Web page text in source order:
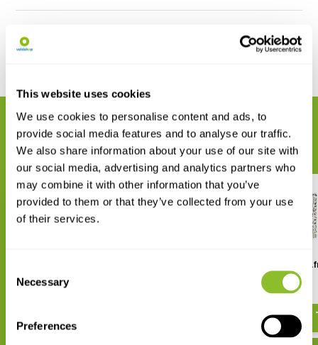
This website uses cookies
We use cookies to personalise content and ads, to
provide social media features and to analyse our traffic.
We also share information about your use of our site with
our social media, advertising and analytics partners who
may combine it with other information that you’ve
provided to them or that they’ve collected from your use
of their services.
Selection
Necessary
Preferences
GERELATEERDE PRODUCTEN
Maak uw bestelling compleet
Vogels van Zuidelijk
Poster
€ 39,99